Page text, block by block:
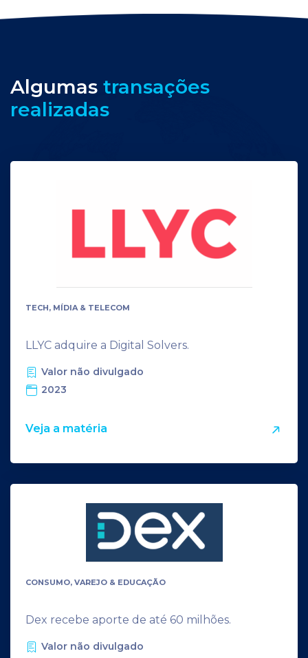
Algumas transações
realizadas
TECH, MÍDIA & TELECOM
LLYC adquire a Digital Solvers.
Valor não divulgado
2023
Veja a matéria
CONSUMO, VAREJO & EDUCAÇÃO
Dex recebe aporte de até 60 milhões.
Valor não divulgado